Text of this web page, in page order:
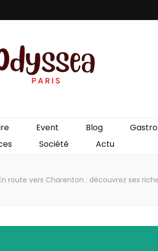
Event Blog
Société Actu
route vers Charenton : découvrez ses